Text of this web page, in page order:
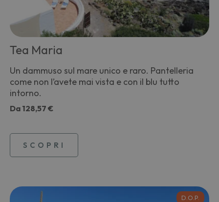
Tea Maria
Un dammuso sul mare unico e raro. Pantelleria
come non l’avete mai vista e con il blu tutto
intorno.
Da 128,57 €
SCOPRI
D.O.P.